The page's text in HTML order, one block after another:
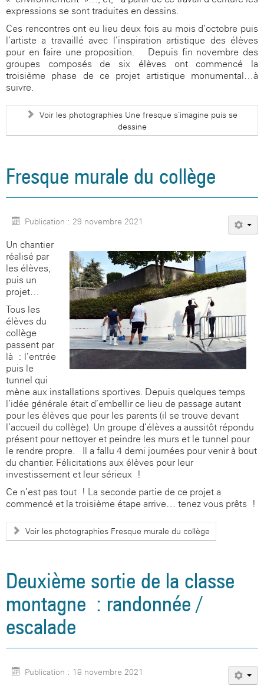
expressions se sont traduites en dessins.
Ces rencontres ont eu lieu deux fois au mois d’octobre puis
l’artiste a travaillé avec l’inspiration artistique des élèves
pour en faire une proposition.
Depuis fin novembre des
groupes composés de six élèves ont commencé la
troisième phase de ce projet artistique monumental…à
suivre.
Voir les photographies Une fresque s’imagine puis se
dessine
Fresque murale du collège
Publication : 29 novembre 2021
Un chantier
réalisé par
les élèves,
puis un
projet…
Tous les
élèves du
collège
passent par
là : l’entrée
puis le
tunnel qui
mène aux installations sportives. Depuis quelques temps
l’idée générale était d’embellir ce lieu de passage autant
pour les élèves que pour les parents (il se trouve devant
l’accueil du collège). Un groupe d’élèves a aussitôt répondu
présent pour nettoyer et peindre les murs et le tunnel pour
le rendre propre. Il a fallu 4 demi-journées pour venir à bout
du chantier. Félicitations aux élèves pour leur
investissement et leur sérieux !
Ce n’est pas tout ! La seconde partie de ce projet a
commencé et la troisième étape arrive… tenez vous prêts !
Voir les photographies Fresque murale du collège
Deuxième sortie de la classe
montagne : randonnée /
escalade
Publication : 18 novembre 2021